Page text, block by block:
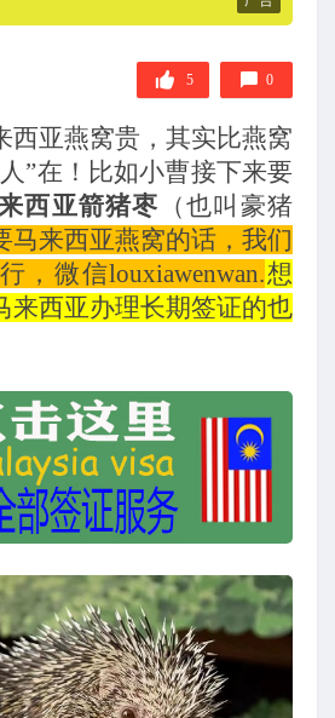
5 0
西亚燕窝贵，其实比燕窝
”在！比如小曹接下来要
西亚箭猪枣 （也叫豪猪
马来西亚燕窝的话，我们
，微信louxiawenwan.想
来西亚办理长期签证的也